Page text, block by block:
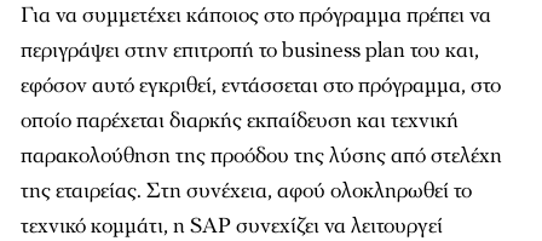
Για να συµµετέχει κάποιος στο πρόγραµµα πρέπει να
περιγράψει στην επιτροπή το business plan του και,
εφόσον αυτό εγκριθεί, εντάσσεται στο πρόγραµµα, στο
οποίο παρέχεται διαρκής εκπαίδευση και τεχνική
παρακολούθηση της προόδου της λύσης από στελέχη
της εταιρείας. Στη συνέχεια, αφού ολοκληρωθεί το
τεχνικό κοµµάτι, η SAP συνεχίζει να λειτουργεί